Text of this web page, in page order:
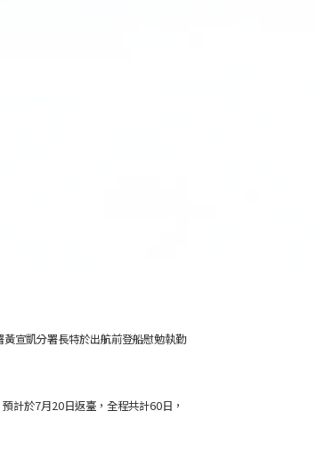
宣凱分署長特於出航前登船慰勉執勤
計於7月20日返臺，全程共計60日，